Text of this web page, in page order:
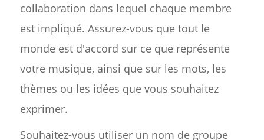
collaboration dans lequel chaque membre
est impliqué. Assurez-vous que tout le
monde est d'accord sur ce que représente
votre musique, ainsi que sur les mots, les
thèmes ou les idées que vous souhaitez
exprimer.
Souhaitez-vous utiliser un nom de groupe